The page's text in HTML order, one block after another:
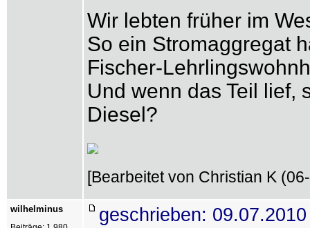
Wir lebten früher im
So ein Stromaggregat
Fischer-
Und wenn das Teil lief,
Diesel?
[Bearbeitet von Christian K
wilhelminus geschrieben: